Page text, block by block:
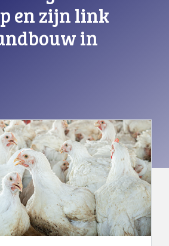
en zijn link
in